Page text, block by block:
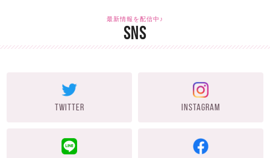
最新情報を配信中♪
SNS
TWITTER INSTAGRAM